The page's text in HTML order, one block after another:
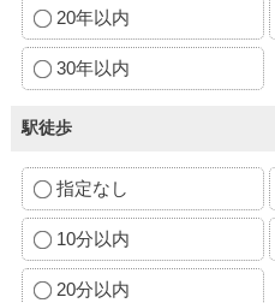
20年以内
30年以内
駅徒歩
指定なし
10分以内
20分以内